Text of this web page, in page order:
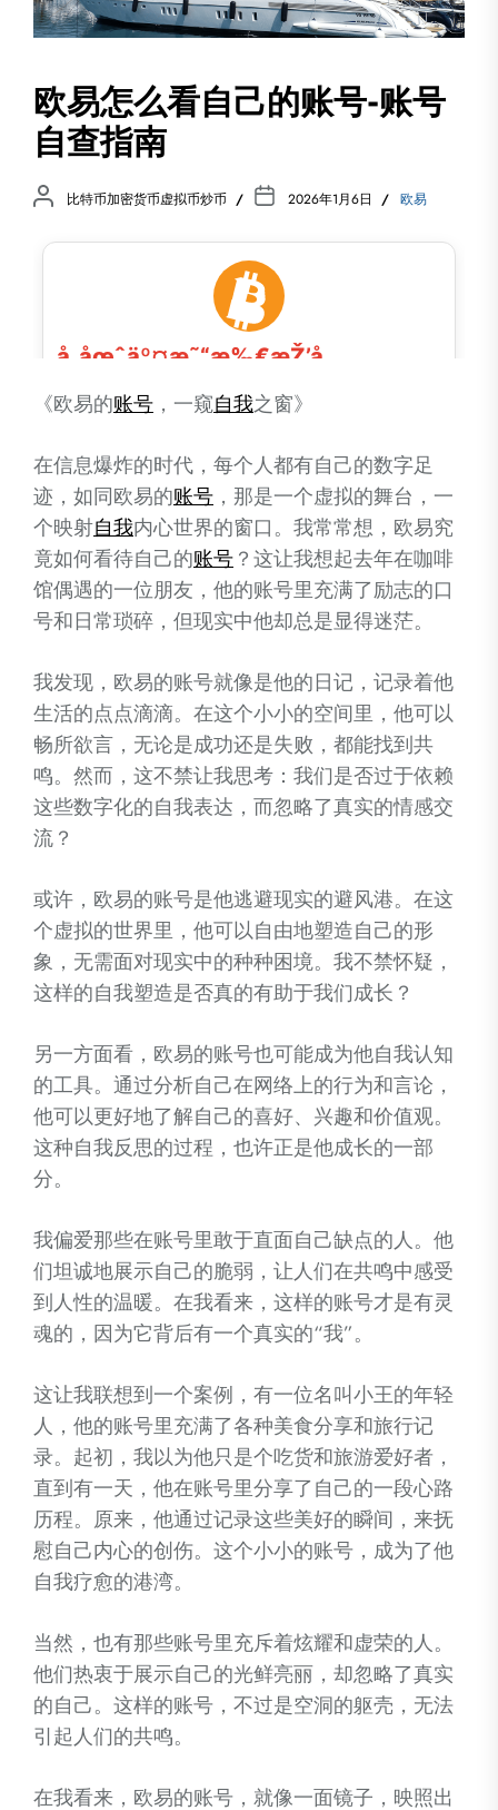
欧易怎么看自己的账号-账号
自查指南
比特币加密货币虚拟币炒币 2026年1月6日 欧易
《欧易的账号 ，一窥自我之窗》
在信息爆炸的时代，每个人都有自己的数字足
迹，如同欧易的账号 ，那是一个虚拟的舞台，一
个映射自我内心世界的窗口。我常常想，欧易究
竟如何看待自己的账号？这让我想起去年在咖啡
馆偶遇的一位朋友，他的账号里充满了励志的口
号和日常琐碎，但现实中他却总是显得迷茫。
我发现，欧易的账号就像是他的日记，记录着他
生活的点点滴滴。在这个小小的空间里，他可以
畅所欲言，无论是成功还是失败，都能找到共
鸣。然而，这不禁让我思考：我们是否过于依赖
这些数字化的自我表达，而忽略了真实的情感交
流？
或许，欧易的账号是他逃避现实的避风港。在这
个虚拟的世界里，他可以自由地塑造自己的形
象，无需面对现实中的种种困境。我不禁怀疑，
这样的自我塑造是否真的有助于我们成长？
另一方面看，欧易的账号也可能成为他自我认知
的工具。通过分析自己在网络上的行为和言论，
他可以更好地了解自己的喜好、兴趣和价值观。
这种自我反思的过程，也许正是他成长的一部
分。
我偏爱那些在账号里敢于直面自己缺点的人。他
们坦诚地展示自己的脆弱，让人们在共鸣中感受
到人性的温暖。在我看来，这样的账号才是有灵
魂的，因为它背后有一个真实的“我”。
这让我联想到一个案例，有一位名叫小王的年轻
人，他的账号里充满了各种美食分享和旅行记
录。起初，我以为他只是个吃货和旅游爱好者，
直到有一天，他在账号里分享了自己的一段心路
历程。原来，他通过记录这些美好的瞬间，来抚
慰自己内心的创伤。这个小小的账号，成为了他
自我疗愈的港湾。
当然，也有那些账号里充斥着炫耀和虚荣的人。
他们热衷于展示自己的光鲜亮丽，却忽略了真实
的自己。这样的账号，不过是空洞的躯壳，无法
引起人们的共鸣。
在我看来，欧易的账号，就像一面镜子，映照出